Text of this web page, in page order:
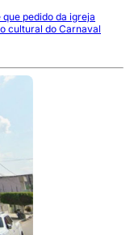
pedido da igreja
cultural do Carnaval